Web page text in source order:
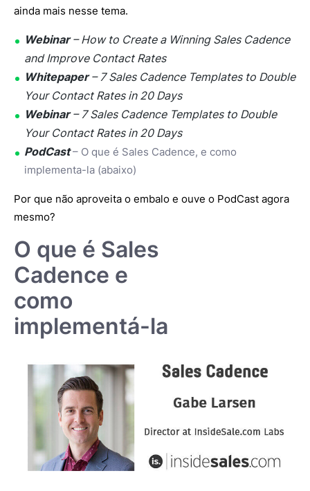
ainda mais nesse tema.
Webinar– How to Create a Winning Sales Cadence
and Improve Contact Rates
Whitepaper– 7 Sales Cadence Templates to Double
Your Contact Rates in 20 Days
Webinar– 7 Sales Cadence Templates to Double
Your Contact Rates in 20 Days
PodCast– O que é Sales Cadence, e como
implementa-la (abaixo)
Por que não aproveita o embalo e ouve o PodCast agora
mesmo?
O que é Sales
Cadence e
como
implementá-la